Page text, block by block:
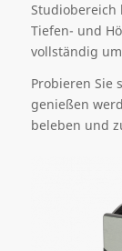
Studiobereich
Tiefen- und
vollständig
Probieren Sie
genießen
beleben und